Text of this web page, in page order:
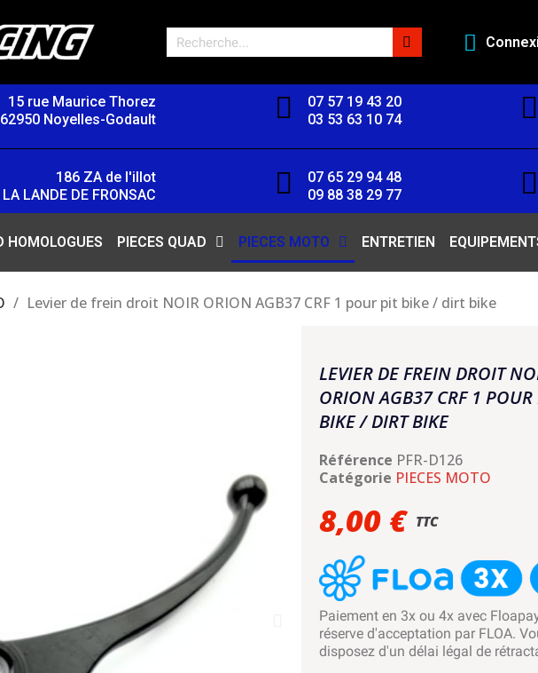
15 rue Maurice Thorez
62950 Noyelles-Godault
07 57 19 43 20
03 53 63 10 74
186 ZA de l'illot
LANDE DE FRONSAC
07 65 29 94 48
09 88 38 29 77
HOMOLOGUES PIECES QUAD PIECES MOTO ENTRETIEN
Levier de frein droit NOIR ORION AGB37 CRF 1 pour pit bike / dirt bike
LEVIER DE FREIN DROIT
ORION AGB37 CRF 1 POUR
BIKE / DIRT BIKE
Référence PFR-D126
Catégorie PIECES MOTO
8,00 € TTC
Paiement en 3x ou 4x avec
réserve d'acceptation par FLOA.
disposez d'un délai légal de